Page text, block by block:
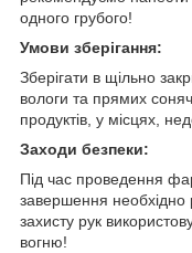
одного грубого!
Умови зберігання:
Зберігати в щільно
вологи та прямих
продуктів, у місцях,
Заходи безпеки:
Під час проведення
завершення необхідно
захисту рук
вогню!